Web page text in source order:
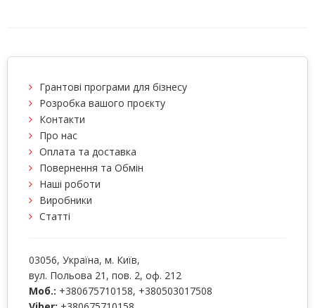
Грантові програми для бізнесу
Розробка вашого проєкту
Контакти
Про нас
Оплата та доставка
Повернення та Обмін
Наші роботи
Виробники
Статті
03056, Україна, м. Київ,
вул. Польова 21, пов. 2, оф. 212
Моб.: +380675710158, +380503017508